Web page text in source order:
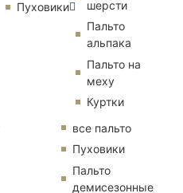
Пуховики
шерсти
Пальто
альпака
Пальто на
меху
Куртки
все пальто
Пуховики
Пальто
демисезонные